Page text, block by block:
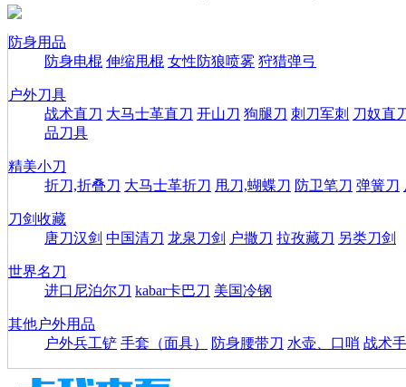
防身用品
防身电棍 伸缩甩棍 女性防狼喷雾 狩猎弹弓
户外刀具
战术直刀 大马士革直刀 开山刀 狗腿刀 刺刀军刺 刀奴直
品刀具
精美小刀
折刀,折叠刀 大马士革折刀 甩刀,蝴蝶刀 防卫笔刀 弹簧刀
刀剑收藏
唐刀汉剑 中国清刀 龙泉刀剑 户撒刀 拉孜藏刀 另类刀剑
世界名刀
进口尼泊尔刀 kabar卡巴刀 美国冷钢
其他户外用品
户外兵工铲 手套（面具） 防身腰带刀 水壶、口哨 战术